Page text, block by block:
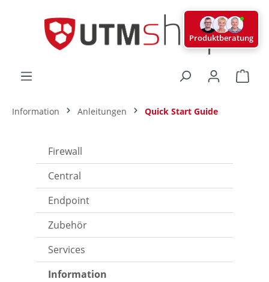
Information Anleitungen Quick Start Guide
Firewall
Central
Endpoint
Zubehör
Services
Information
Produktberatung